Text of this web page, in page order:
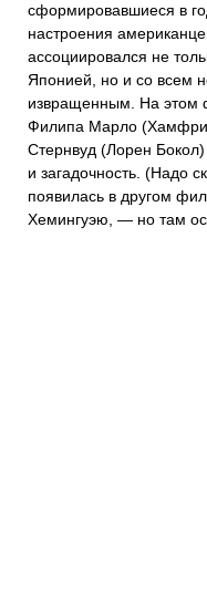
сформировавшиеся в
настроения
ассоциировался не
Японией, но и со всем
извращенным. На этом
Филипа Марло (Хамфри
Стернвуд (Лорен
и загадочность. (Надо
появилась в другом
Хемингуэю, — но там